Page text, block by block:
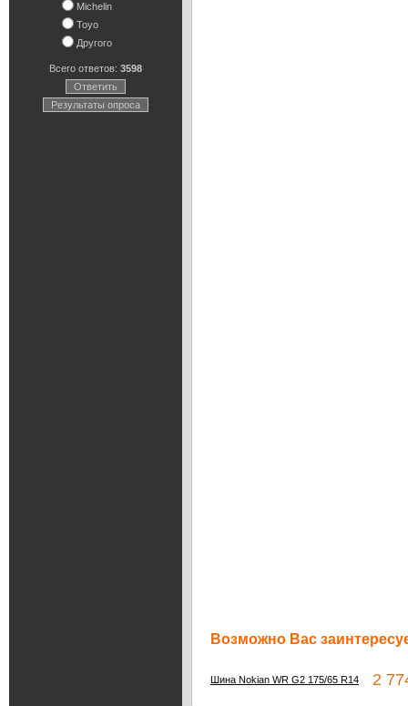
Michelin
Toyo
Другого
Всего ответов: 3598
Ответить
Результаты опроса
Возможно Вас
Шина Nokian WR G2 175/65 R14 2